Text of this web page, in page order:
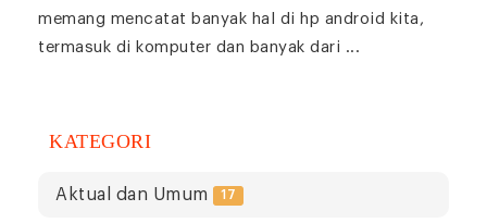
memang mencatat banyak hal di hp android kita,
termasuk di komputer dan banyak dari ...
KATEGORI
Aktual dan Umum 17